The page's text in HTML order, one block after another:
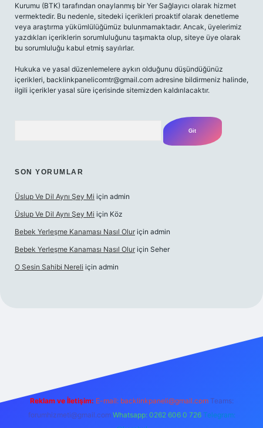
Kurumu (BTK) tarafından onaylanmış bir Yer Sağlayıcı olarak hizmet
vermektedir. Bu nedenle, sitedeki içerikleri proaktif olarak denetleme
veya araştırma yükümlülüğümüz bulunmamaktadır. Ancak, üyelerimiz
yazdıkları içeriklerin sorumluluğunu taşımakta olup, siteye üye olarak
bu sorumluluğu kabul etmiş sayılırlar.
Hukuka ve yasal düzenlemelere aykırı olduğunu düşündüğünüz
içerikleri, backlinkpanelicomtr@gmail.com adresine bildirmeniz halinde,
ilgili içerikler yasal süre içerisinde sitemizden kaldırılacaktır.
SON YORUMLAR
Üslup Ve Dil Aynı Şey Mi için admin
Üslup Ve Dil Aynı Şey Mi için Köz
Bebek Yerleşme Kanaması Nasıl Olur için admin
Bebek Yerleşme Kanaması Nasıl Olur için Seher
O Sesin Sahibi Nereli için admin
Reklam ve İletişim: E-mail: backlinkpaneli@gmail.com Teams:
forumhizmeti@gmail.com Whatsapp: 0262 606 0 726 Telegram: